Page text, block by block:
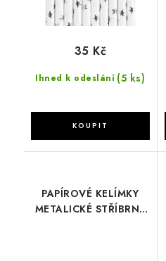
Ihned k odeslání (5 ks)
35 Kč
PAPÍROVÉ KELÍMKY
METALICKÉ STŘÍBRNÉ